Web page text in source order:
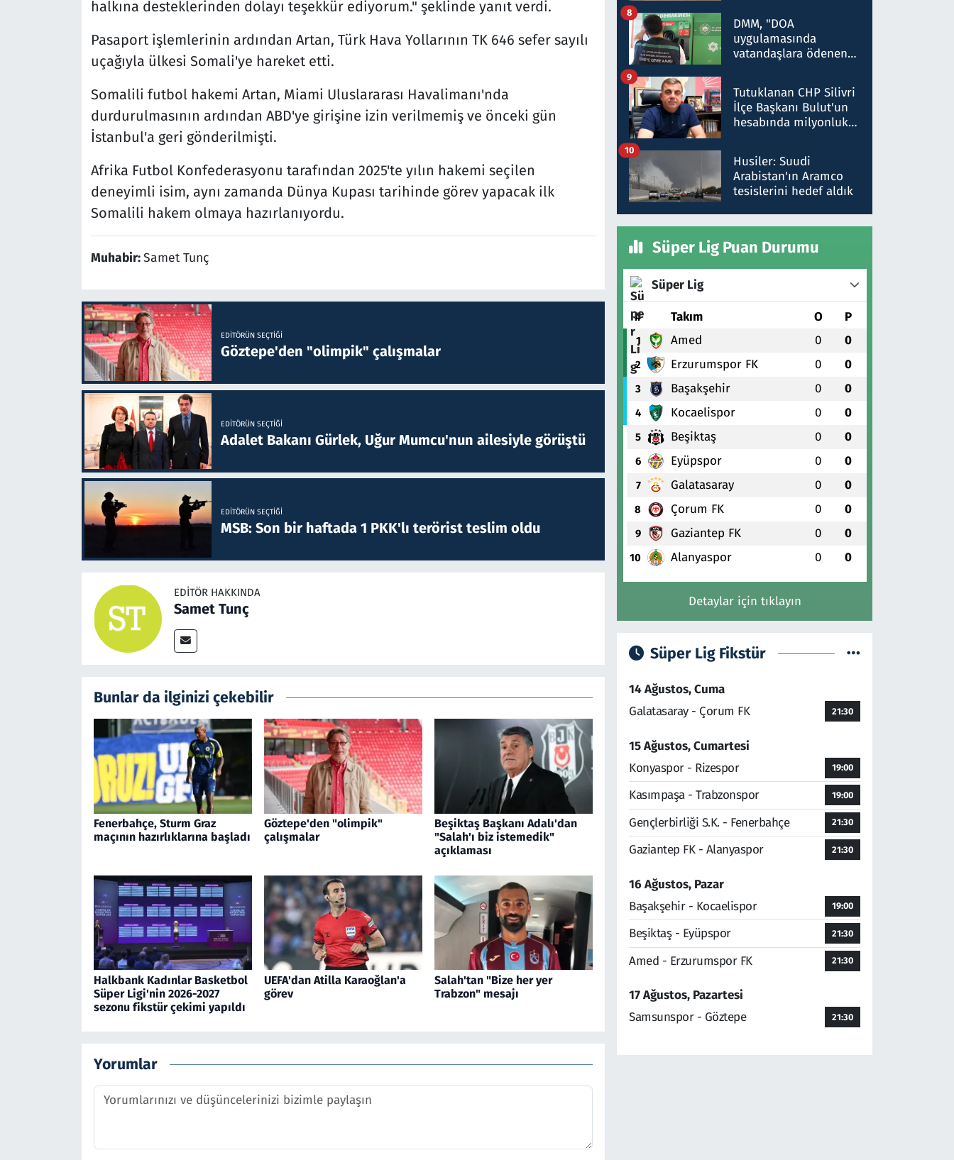
halkına desteklerinden dolayı teşekkür ediyorum." şeklinde yanıt verdi.
Pasaport işlemlerinin ardından Artan, Türk Hava Yollarının TK 646 sefer sayılı
uçağıyla ülkesi Somali'ye hareket etti.
Somalili futbol hakemi Artan, Miami Uluslararası Havalimanı'nda
durdurulmasının ardından ABD'ye girişine izin verilmemiş ve önceki gün
İstanbul'a geri gönderilmişti.
Afrika Futbol Konfederasyonu tarafından 2025'te yılın hakemi seçilen
deneyimli isim, aynı zamanda Dünya Kupası tarihinde görev yapacak ilk
Somalili hakem olmaya hazırlanıyordu.
Muhabir:Samet Tunç
EDITÖRÜN SEÇTIĞI
Göztepe'den "olimpik" çalışmalar
EDITÖRÜN SEÇTIĞI
Adalet Bakanı Gürlek, Uğur Mumcu'nun ailesiyle görüştü
EDITÖRÜN SEÇTIĞI
MSB: Son bir haftada 1 PKK'lı terörist teslim oldu
EDITÖR HAKKINDA
Samet Tunç
Bunlar da ilginizi çekebilir
Fenerbahçe, Sturm Graz
maçının hazırlıklarına başladı
Göztepe'den "olimpik"
çalışmalar
Beşiktaş Başkanı Adalı'dan
"Salah'ı biz istemedik"
açıklaması
Halkbank Kadınlar Basketbol
Süper Ligi'nin 2026-2027
sezonu fikstür çekimi yapıldı
UEFA'dan Atilla Karaoğlan'a
görev
Salah'tan "Bize her yer
Trabzon" mesajı
Yorumlar
DMM, "DOA
uygulamasında
vatandaşlara ödenen
düşürüldüğü" iddiasını
yalanladı
8
Tutuklanan CHP Silivri
İlçe Başkanı Bulut'un
hesabında milyonluk
talimat verdi, ben
gönderdim
9
Husiler: Suudi
Arabistan'ın Aramco
tesislerini hedef aldık
10
Süper Lig Puan Durumu
Süper Lig
# Takım O P
1 Amed 0 0
2 Erzurumspor FK 0 0
3 Başakşehir 0 0
4 Kocaelispor 0 0
5 Beşiktaş 0 0
6 Eyüpspor 0 0
7 Galatasaray 0 0
8 Çorum FK 0 0
9 Gaziantep FK 0 0
10 Alanyaspor 0 0
Detaylar için tıklayın
Süper Lig Fikstür
14 Ağustos, Cuma
Galatasaray - Çorum FK
21:30
15 Ağustos, Cumartesi
Konyaspor - Rizespor
19:00
Kasımpaşa - Trabzonspor 19:00
Gençlerbirliği S.K. - Fenerbahçe 21:30
Gaziantep FK - Alanyaspor 21:30
16 Ağustos, Pazar
Başakşehir - Kocaelispor
19:00
Beşiktaş - Eyüpspor 21:30
Amed - Erzurumspor FK 21:30
17 Ağustos, Pazartesi
Samsunspor - Göztepe
21:30